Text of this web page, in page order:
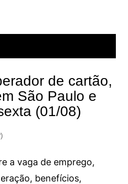
de cartão,
São Paulo e
(01/08)
a vaga de emprego,
benefícios,